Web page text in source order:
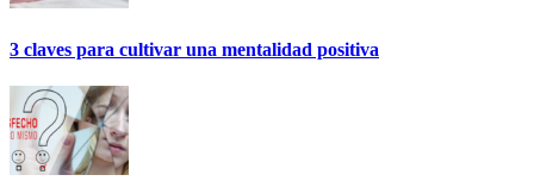
3 claves para cultivar una mentalidad positiva